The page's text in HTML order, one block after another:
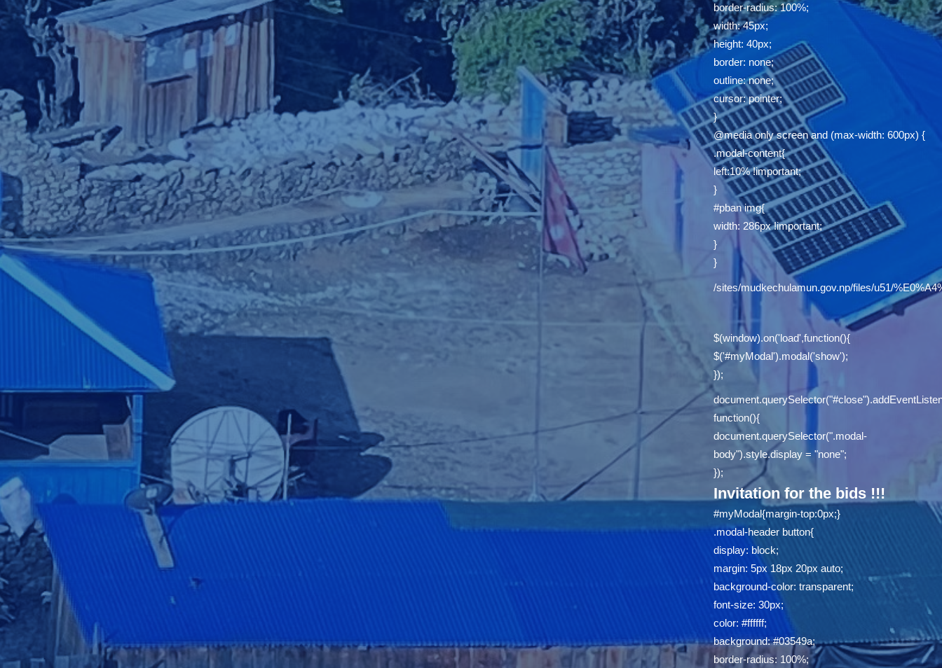
border-radius: 100%;
width: 45px;
height: 40px;
border: none;
outline: none;
cursor: pointer;
}
@media only screen and (max-width: 600px) {
.modal-content{
left:10% !important;
}
#pban img{
width: 286px !important;
}
}
/sites/mudkechulamun.gov.np/files/u51/
$(window).on('load',function(){
$('#myModal').modal('show');
});
function(){
document.querySelector(".modal-
body").style.display = "none";
});
Invitation for the bids !!!
#myModal{margin-top:0px;}
.modal-header button{
display: block;
margin: 5px 18px 20px auto;
background-color: transparent;
font-size: 30px;
color: #ffffff;
background: #03549a;
border-radius: 100%;